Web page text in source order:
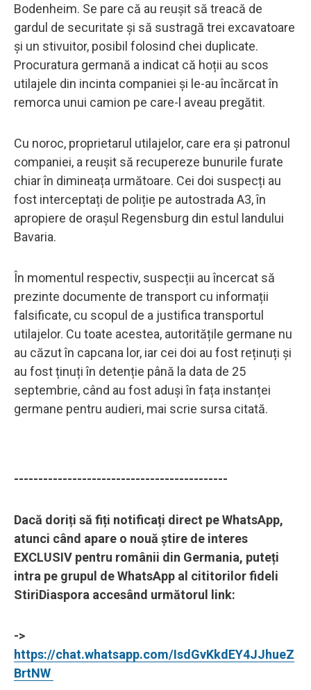
Bodenheim. Se pare că au reușit să treacă de
gardul de securitate și să sustragă trei excavatoare
și un stivuitor, posibil folosind chei duplicate.
Procuratura germană a indicat că hoții au scos
utilajele din incinta companiei și le-au încărcat în
remorca unui camion pe care-l aveau pregătit.
Cu noroc, proprietarul utilajelor, care era și patronul
companiei, a reușit să recupereze bunurile furate
chiar în dimineața următoare. Cei doi suspecți au
fost interceptați de poliție pe autostrada A3, în
apropiere de orașul Regensburg din estul landului
Bavaria.
În momentul respectiv, suspecții au încercat să
prezinte documente de transport cu informații
falsificate, cu scopul de a justifica transportul
utilajelor. Cu toate acestea, autoritățile germane nu
au căzut în capcana lor, iar cei doi au fost reținuți și
au fost ținuți în detenție până la data de 25
septembrie, când au fost aduși în fața instanței
germane pentru audieri, mai scrie sursa citată.
--------------------------------------------
Dacă doriți să fiți notificați direct pe WhatsApp,
atunci când apare o nouă știre de interes
EXCLUSIV pentru românii din Germania, puteți
intra pe grupul de WhatsApp al cititorilor fideli
StiriDiaspora accesând următorul link:
->
https://chat.whatsapp.com/IsdGvKkdEY4JJhueZ
BrtNW